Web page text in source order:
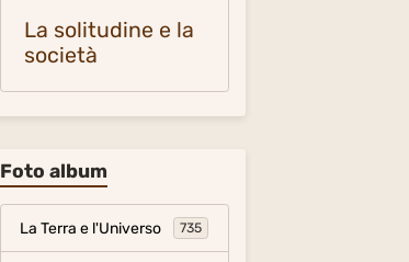
La solitudine e la
società
Foto album
La Terra e l'Universo 735